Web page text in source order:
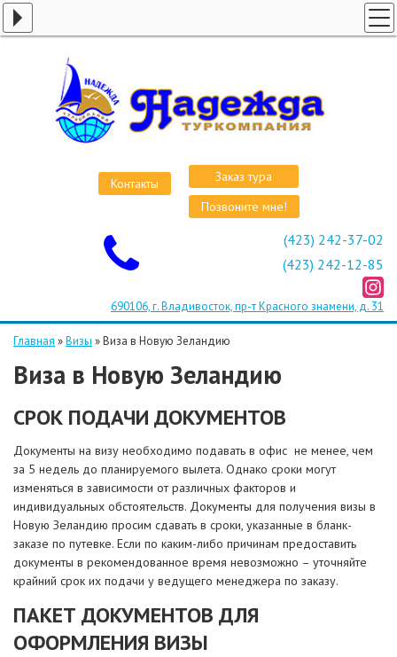
Контакты
Заказ тура
Позвоните мне!
(423) 242-37-02
(423) 242-12-85
690106, г. Владивосток, пр-т Красного знамени, д. 31
ВИЗЫ
АВИАБИЛЕТЫ
ОТЕЛИ
Главная »Визы »Виза в Новую Зеландию
Виза в Новую Зеландию
СРОК ПОДАЧИ ДОКУМЕНТОВ
Документы на визу необходимо подавать в офис не менее, чем
за 5 недель до планируемого вылета. Однако сроки могут
изменяться в зависимости от различных факторов и
индивидуальных обстоятельств. Документы для получения визы в
Новую Зеландию просим сдавать в сроки, указанные в бланк-
заказе по путевке. Если по каким-либо причинам предоставить
документы в рекомендованное время невозможно – уточняйте
крайний срок их подачи у ведущего менеджера по заказу.
ПАКЕТ ДОКУМЕНТОВ ДЛЯ
ОФОРМЛЕНИЯ ВИЗЫ